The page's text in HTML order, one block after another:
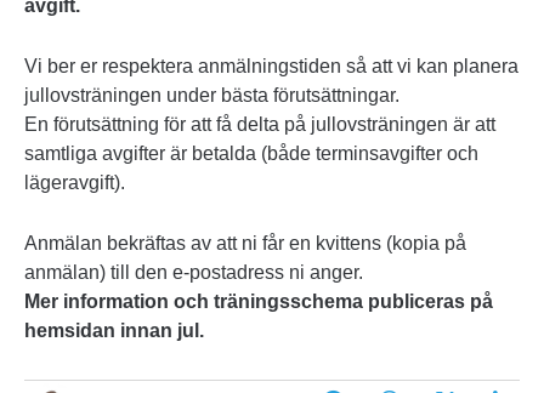
avgift.
Vi ber er respektera anmälningstiden så att vi kan planera
jullovsträningen under bästa förutsättningar.
En förutsättning för att få delta på jullovsträningen är att
samtliga avgifter är betalda (både terminsavgifter och
lägeravgift).
Anmälan bekräftas av att ni får en kvittens (kopia på
anmälan) till den e-postadress ni anger.
Mer information och träningsschema publiceras på
hemsidan innan jul.